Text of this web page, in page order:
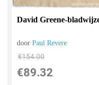
David Greene-
doorPaul Revere
€154.00
€89.32